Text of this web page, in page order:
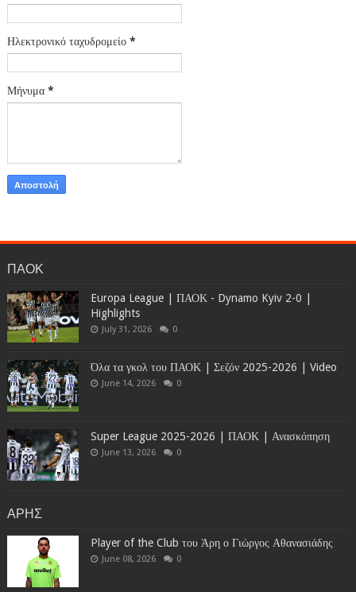
Ηλεκτρονικό ταχυδρομείο *
Μήνυμα *
ΠΑΟΚ
Europa League | ΠΑΟΚ - Dynamo Kyiv 2-0 |
Highlights
July 31, 2026 0
Όλα τα γκολ του ΠΑΟΚ | Σεζόν 2025-2026 | Video
June 14, 2026 0
Super League 2025-2026 | ΠΑΟΚ | Ανασκόπηση
June 13, 2026 0
ΑΡΗΣ
Player of the Club του Άρη ο Γιώργος Αθανασιάδης
June 08, 2026 0